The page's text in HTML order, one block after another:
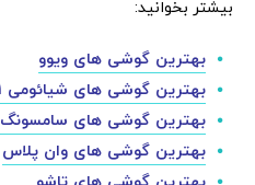
بیشتر بخوانید:
بهترین گوشی های ویوو
بهترین گوشی های شیائومی 2021
بهترین گوشی های سامسونگ 2021
بهترین گوشی های وان پلاس